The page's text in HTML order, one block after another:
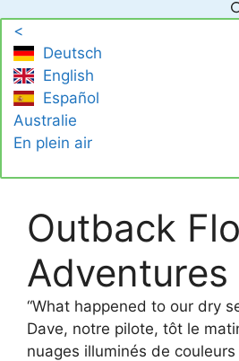
content
<
Deutsch
English
Español
Australie
En plein air
Outback
Adventures
“What happened to our dry
Dave, notre pilote, tôt le
nuages illuminés de